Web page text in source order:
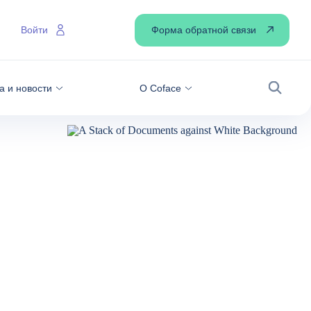
и новости О Coface
Поиск
Войти Форма обратной связи